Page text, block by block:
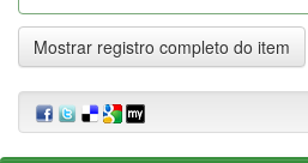
Mostrar registro completo do item